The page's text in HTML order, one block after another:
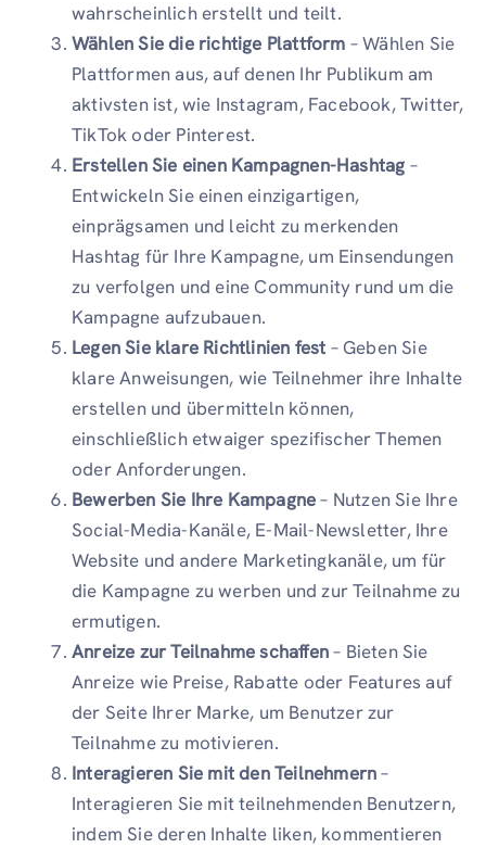
wahrscheinlich erstellt und teilt.
Wählen Sie die richtige Plattform – Wählen Sie
Plattformen aus, auf denen Ihr Publikum am
aktivsten ist, wie Instagram, Facebook, Twitter,
TikTok oder Pinterest.
Erstellen Sie einen Kampagnen-Hashtag –
Entwickeln Sie einen einzigartigen,
einprägsamen und leicht zu merkenden
Hashtag für Ihre Kampagne, um Einsendungen
zu verfolgen und eine Community rund um die
Kampagne aufzubauen.
Legen Sie klare Richtlinien fest – Geben Sie
klare Anweisungen, wie Teilnehmer ihre Inhalte
erstellen und übermitteln können,
einschließlich etwaiger spezifischer Themen
oder Anforderungen.
Bewerben Sie Ihre Kampagne– Nutzen Sie Ihre
Social-Media-Kanäle, E-Mail-Newsletter, Ihre
Website und andere Marketingkanäle, um für
die Kampagne zu werben und zur Teilnahme zu
ermutigen.
Anreize zur Teilnahme schaffen– Bieten Sie
Anreize wie Preise, Rabatte oder Features auf
der Seite Ihrer Marke, um Benutzer zur
Teilnahme zu motivieren.
Interagieren Sie mit den Teilnehmern–
Interagieren Sie mit teilnehmenden Benutzern,
indem Sie deren Inhalte liken, kommentieren